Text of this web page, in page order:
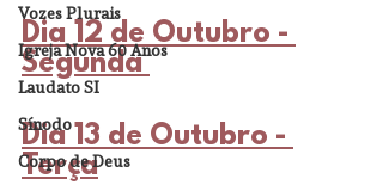
Vozes Plurais
Igreja Nova 60 Anos
Laudato SI
Sínodo
Corpo de Deus
Dia 12 de Outubro -
Segunda
Dia 13 de Outubro -
Terça